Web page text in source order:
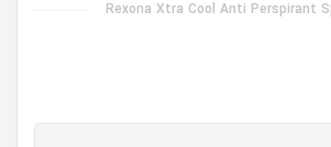
Rexona Xtra Cool Anti Perspirant